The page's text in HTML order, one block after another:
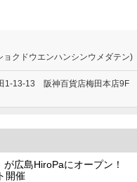
ョクドウエンハンシンウメダテン)
1-13-13 阪神百貨店梅田本店9F
広島HiroPaにオープン！
開催